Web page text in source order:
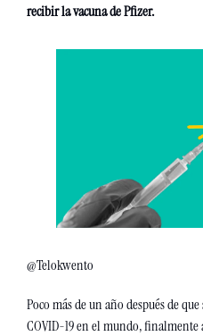
recibir la vacuna de Pfizer.
@Telokwento
Poco más de un año después de
COVID-19 en el mundo,